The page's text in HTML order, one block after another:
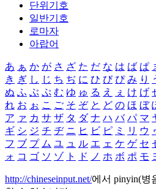
단위기호
일반기호
로마자
아랍어
あ ぁ か が さ ざ た だ な は ば ぱ
き ぎ し じ ち ぢ に ひ び ぴ み り
ぬ ふ ぶ ぷ む ゆ ゅ る え ぇ け げ
れ お ぉ こ ご そ ぞ と ど の ほ ぼ
ア ァ カ サ ザ タ ダ ナ ハ バ パ マ
ギ シ ジ チ ヂ ニ ヒ ビ ピ ミ リ ウ
フ ブ プ ム ユ ュ ル エ ェ ケ ゲ セ
ォ コ ゴ ソ ゾ ト ド ノ ホ ボ ポ モ
http://chineseinput.net/에서 pinyin(병